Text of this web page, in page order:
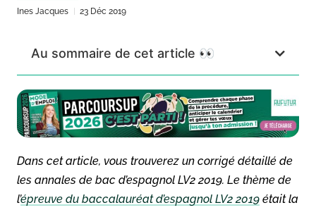
Ines Jacques 23 Déc 2019
Au sommaire de cet article 👀
Dans cet article, vous trouverez un corrigé détaillé de
les annales de bac d’espagnol LV2 2019. Le thème de
l’épreuve du baccalauréat d’espagnol LV2 2019 était la